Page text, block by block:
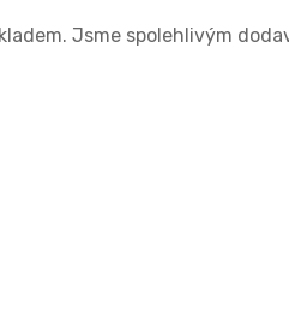
Jsme spolehlivým